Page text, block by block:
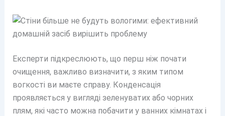
Експерти підкреслюють, що перш ніж почати
очищення, важливо визначити, з яким типом
вогкості ви маєте справу. Конденсація
проявляється у вигляді зеленуватих або чорних
плям, які часто можна побачити у ванних кімнатах і